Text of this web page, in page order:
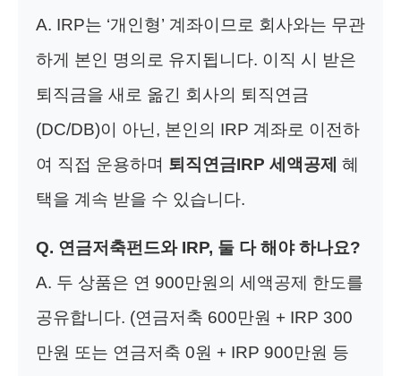
A. IRP는 ‘개인형’ 계좌이므로 회사와는 무관
하게 본인 명의로 유지됩니다. 이직 시 받은
퇴직금을 새로 옮긴 회사의 퇴직연금
(DC/DB)이 아닌, 본인의 IRP 계좌로 이전하
여 직접 운용하며 퇴직연금IRP 세액공제 혜
택을 계속 받을 수 있습니다.
Q. 연금저축펀드와 IRP, 둘 다 해야 하나요?
A. 두 상품은 연 900만원의 세액공제 한도를
공유합니다. (연금저축 600만원 + IRP 300
만원 또는 연금저축 0원 + IRP 900만원 등